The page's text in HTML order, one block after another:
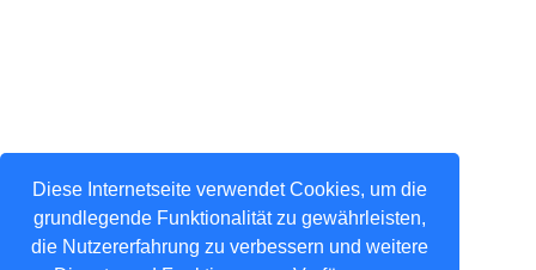
Diese Internetseite verwendet Cookies, um die
grundlegende Funktionalität zu gewährleisten,
die Nutzererfahrung zu verbessern und weitere